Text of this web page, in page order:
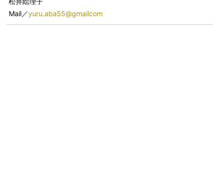
Mail／yuru.aba55@gmailcom